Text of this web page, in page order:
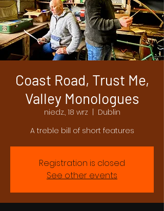
Coast Road, Trust Me,
Valley Monologues
niedz., 18 wrz
Dublin
A treble bill of short features
Registration is closed
See other events